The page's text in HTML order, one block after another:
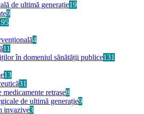
de ultimă generație19
9
4
11
în domeniul sănătății publice131
13
31
retrase8
de ultimă generație9
invazive3